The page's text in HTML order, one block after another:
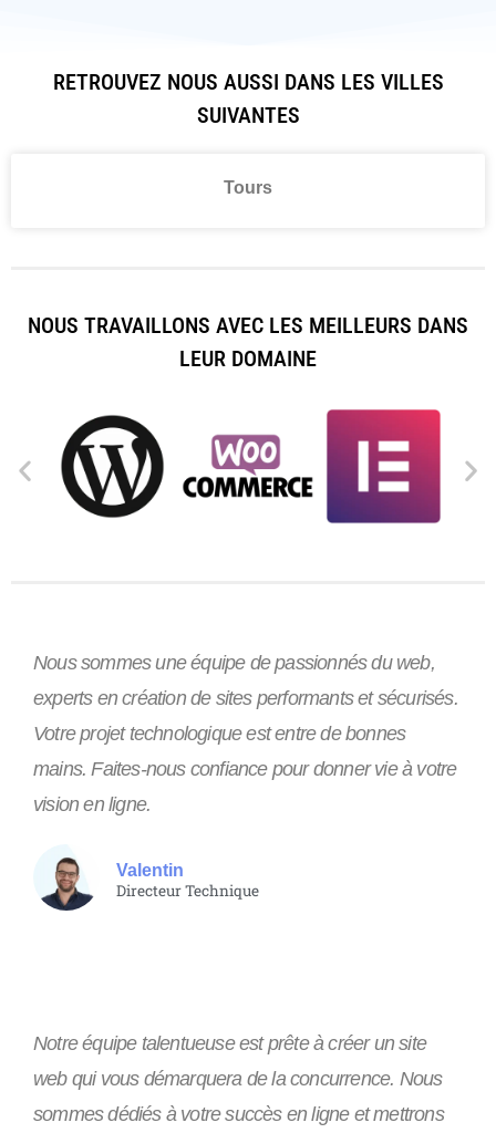
RETROUVEZ NOUS AUSSI DANS LES VILLES
SUIVANTES
Tours
NOUS TRAVAILLONS AVEC LES MEILLEURS DANS
LEUR DOMAINE
Nous sommes une équipe de passionnés du web,
experts en création de sites performants et sécurisés.
Votre projet technologique est entre de bonnes
mains. Faites-nous confiance pour donner vie à votre
vision en ligne.
Valentin
Directeur Technique
Notre équipe talentueuse est prête à créer un site
web qui vous démarquera de la concurrence. Nous
sommes dédiés à votre succès en ligne et mettrons